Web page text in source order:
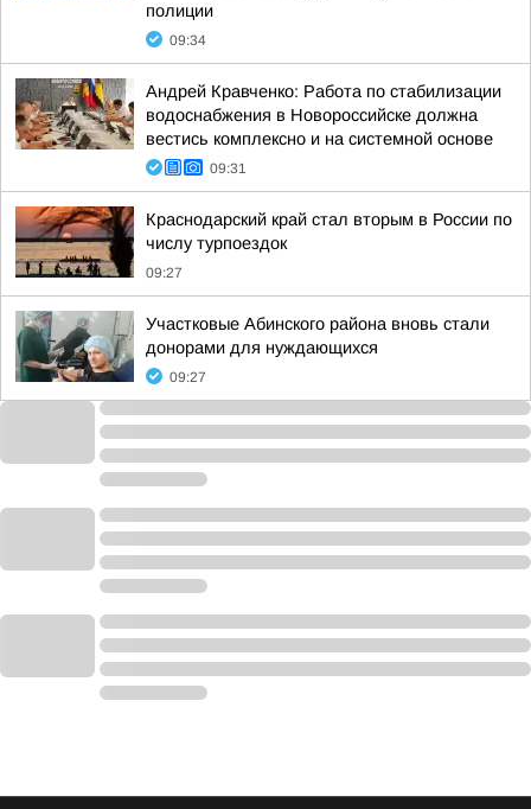
полиции
09:34
Андрей Кравченко: Работа по стабилизации
водоснабжения в Новороссийске должна
вестись комплексно и на системной основе
09:31
Краснодарский край стал вторым в России по
числу турпоездок
09:27
Участковые Абинского района вновь стали
донорами для нуждающихся
09:27